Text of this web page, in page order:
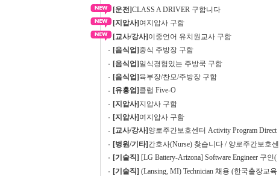
[운전]CLASS A DRIVER 구합니다
[지압사] 여지압사 구함
[교사/강사]이중언어 유치원교사 구함
[음식업] 중식 주방장 구함
[음식업]일식경험있는 주방쿡 구함
[음식업]육부장/찬모/주방장 구함
[유흥업] 클럽 Five-O
[지압사]지압사 구함
[지압사] 여지압사 구함
[교사/강사] 양로주간보호센터 Activity Program Direct
or / 프로그램 디렉터를 구합니다.
[병원/기타]간호사(Nurse) 찾습니다 / 양로주간보호센
터[기술직] [LG Battery-Arizona] Software Engineer 구인(
컴싸 전공 우대) OPT 지원가능
[기술직] (Lansing, MI) Technician 채용 (한국출장교육